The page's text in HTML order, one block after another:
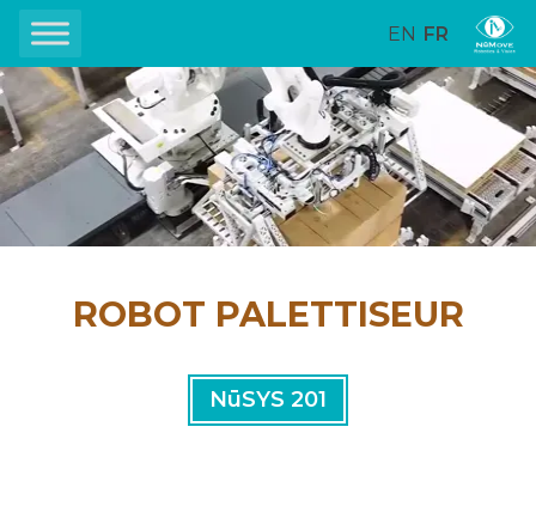
EN FR
ROBOT PALETTISEUR
NūSYS 201